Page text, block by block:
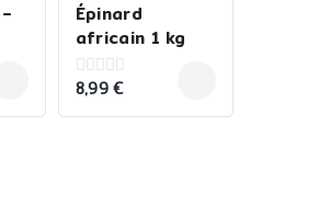
Épinard
africain 1 kg
0
of
8,99€